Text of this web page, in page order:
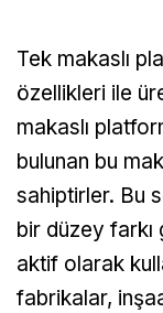
Tek makaslı
özellikleri ile
makaslı
bulunan bu
sahiptirler. Bu
bir düzey farkı
aktif olarak
fabrikalar,